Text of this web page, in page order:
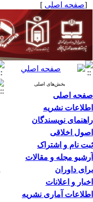
[صفحه اصلی ]
بخش‌های اصلی
صفحه اصلی
اطلاعات نشریه
راهنمای نویسندگان
اصول اخلاقی
ثبت نام و اشتراک
آرشیو مجله و مقالات
برای داوران
اخبار و اعلانات
اطلاعات آماری نشریه